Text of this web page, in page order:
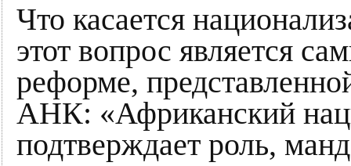
Что касается
этот вопрос является
реформе,
АНК: «Африканский
подтверждает роль,